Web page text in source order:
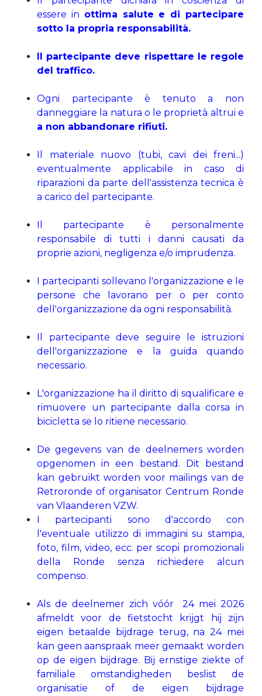
essere in ottima salute e di partecipare
sotto la propria responsabilità.
Il partecipante deve rispettare le regole
del traffico.
Ogni partecipante è tenuto a non
danneggiare la natura o le proprietà altrui e
a non abbandonare rifiuti.
Il materiale nuovo (tubi, cavi dei freni...)
eventualmente applicabile in caso di
riparazioni da parte dell'assistenza tecnica è
a carico del partecipante.
Il partecipante è personalmente
responsabile di tutti i danni causati da
proprie azioni, negligenza e/o imprudenza.
I partecipanti sollevano l'organizzazione e le
persone che lavorano per o per conto
dell'organizzazione da ogni responsabilità.
Il partecipante deve seguire le istruzioni
dell'organizzazione e la guida quando
necessario.
L'organizzazione ha il diritto di squalificare e
rimuovere un partecipante dalla corsa in
bicicletta se lo ritiene necessario.
De gegevens van de deelnemers worden
opgenomen in een bestand. Dit bestand
kan gebruikt worden voor mailings van de
Retroronde of organisator Centrum Ronde
van Vlaanderen VZW.
I partecipanti sono d'accordo con
l'eventuale utilizzo di immagini su stampa,
foto, film, video, ecc. per scopi promozionali
della Ronde senza richiedere alcun
compenso.
Als de deelnemer zich vóór 24 mei 2026
afmeldt voor de fietstocht krijgt hij zijn
eigen betaalde bijdrage terug, na 24 mei
kan geen aanspraak meer gemaakt worden
op de eigen bijdrage. Bij ernstige ziekte of
familiale omstandigheden beslist de
organisatie of de eigen bijdrage